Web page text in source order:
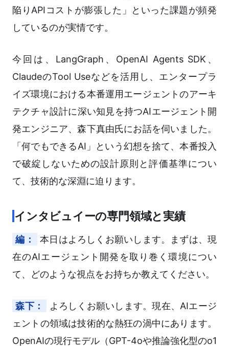
陥りAPIコストが膨張した」といった課題が頻発
しているのが実情です。
今回は、LangGraph、OpenAI Agents SDK、
ClaudeのTool Useなどを活用し、エンタープラ
イズ環境における本番運用エージェントのアーキ
テクチャ設計に深い知見を持つAIエージェント開
発エンジニア、森下真由氏にお話を伺いました。
「何でもできるAI」という幻想を捨て、本番投入
で破綻しないための設計原則と評価基準につい
て、技術的な深淵に迫ります。
インタビュイーの専門領域と実績
編：
本日はよろしくお願いします。まずは、現
在のAIエージェント開発を取り巻く環境につい
て、どのような視点をお持ちか教えてください。
森下：
よろしくお願いします。現在、AIエージ
ェントの領域は技術的な熱狂の渦中にあります。
OpenAIの現行モデル（GPT-4oや推論強化型のo1